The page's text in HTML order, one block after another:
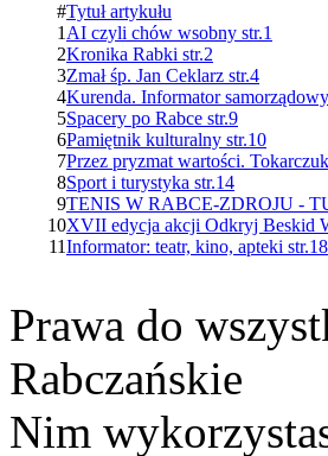
#Tytuł artykułu
1 AI czyli chów wsobny str.1
2Kronika Rabki str.2
3Zmał śp. Jan Ceklarz str.4
4Kurenda. Informator
5Spacery po Rabce str.9
6Pamiętnik kulturalny str.10
7Przez pryzmat wartości.
8Sport i turystyka str.14
9TENIS W RABCE-ZDROJU -
10XVII edycja akcji Odkryj Beskid
11Informator: teatr, kino, apteki str.18
Prawa do
Rabczańskie
Nim